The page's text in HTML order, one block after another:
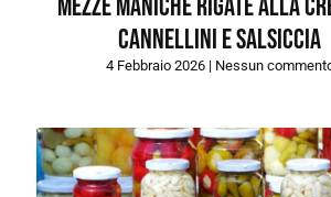
cannellini e salsiccia
4 Febbraio 2026 Nessun